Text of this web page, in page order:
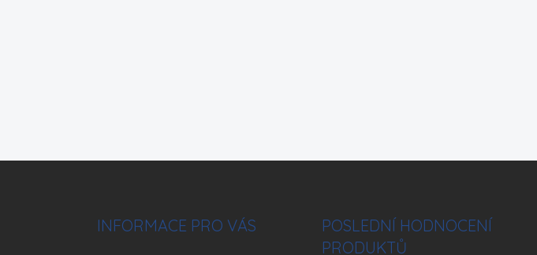
INFORMACE PRO VÁS
POSLEDNÍ HODNOCENÍ
PRODUKTŮ